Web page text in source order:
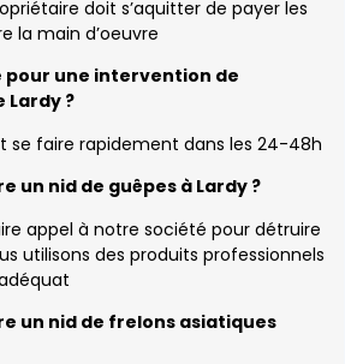
doit s’aquitter de payer les
la main d’oeuvre
pour une intervention de
Lardy ?
se faire rapidement dans les 24-48h
un nid de guêpes à Lardy ?
appel à notre société pour détruire
utilisons des produits professionnels
un nid de frelons asiatiques